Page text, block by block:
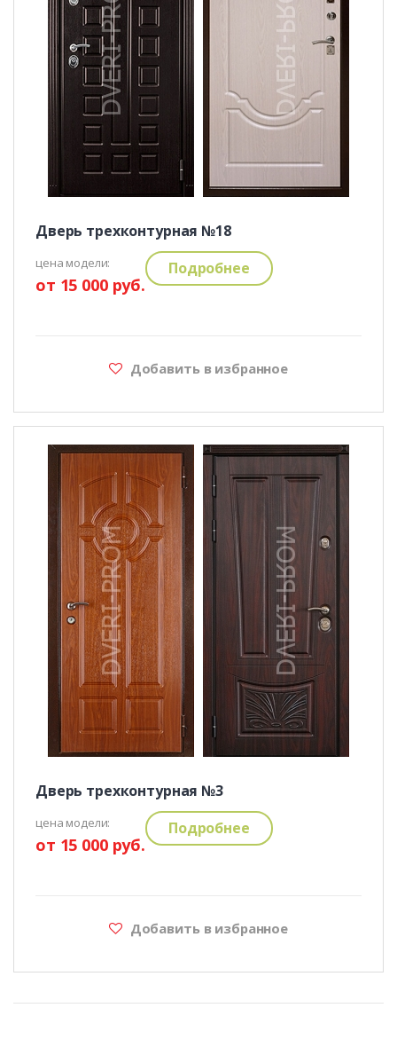
Дверь трехконтурная №18
цена модели:
от 15 000 руб.
Подробнее
Добавить в избранное
Дверь трехконтурная №3
цена модели:
от 15 000 руб.
Подробнее
Добавить в избранное